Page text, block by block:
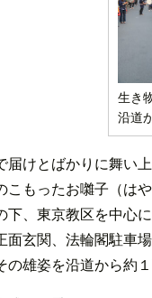
生き
沿道
届けとばかりに舞い
こもったお囃子（は
下、東京教区を中心
面玄関、法輪閣駐車
の雄姿を沿道から約